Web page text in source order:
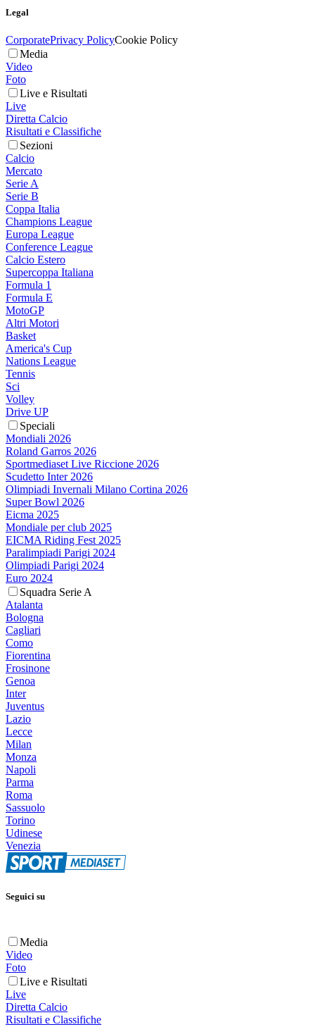
Legal
CorporatePrivacy PolicyCookie Policy
Media
Video
Foto
Live e Risultati
Live
Diretta Calcio
Risultati e Classifiche
Sezioni
Calcio
Mercato
Serie A
Serie B
Coppa Italia
Champions League
Europa League
Conference League
Calcio Estero
Supercoppa Italiana
Formula 1
Formula E
MotoGP
Altri Motori
Basket
America's Cup
Nations League
Tennis
Sci
Volley
Drive UP
Speciali
Mondiali 2026
Roland Garros 2026
Sportmediaset Live Riccione 2026
Scudetto Inter 2026
Olimpiadi Invernali Milano Cortina 2026
Super Bowl 2026
Eicma 2025
Mondiale per club 2025
EICMA Riding Fest 2025
Paralimpiadi Parigi 2024
Olimpiadi Parigi 2024
Euro 2024
Squadra Serie A
Atalanta
Bologna
Cagliari
Como
Fiorentina
Frosinone
Genoa
Inter
Juventus
Lazio
Lecce
Milan
Monza
Napoli
Parma
Roma
Sassuolo
Torino
Udinese
Venezia
Seguici su
Media
Video
Foto
Live e Risultati
Live
Diretta Calcio
Risultati e Classifiche